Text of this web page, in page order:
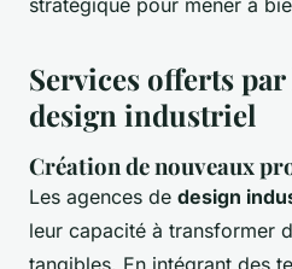
Services offerts par
design industriel
Création de nouveaux
Les agences de design
leur capacité à transformer
tangibles. En intégrant des